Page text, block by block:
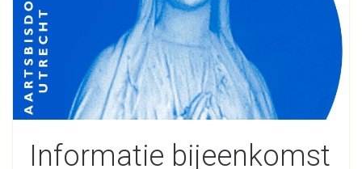
Informatie bijeenkomst